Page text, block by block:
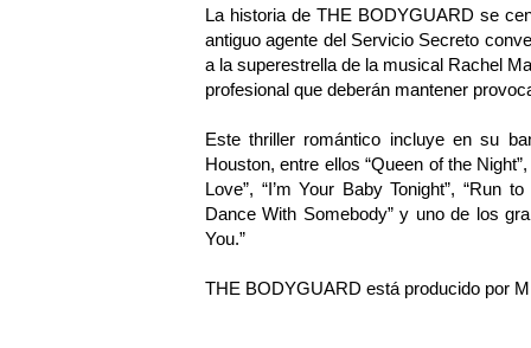
La historia de THE BODYGUARD se
antiguo agente del Servicio Secreto
a la superestrella de la musical Rachel
profesional que deberán mantener
Este thriller romántico incluye en su
Houston, entre ellos “Queen of the
Love”, “I’m Your Baby Tonight”, “Run
Dance With Somebody” y uno de los
You.”
THE BODYGUARD está producido por